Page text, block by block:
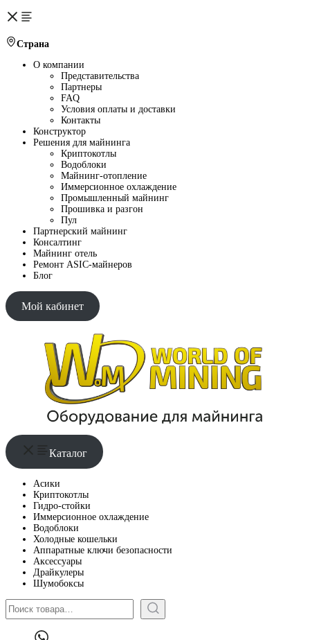
Страна
О компании
Представительства
Партнеры
FAQ
Условия оплаты и доставки
Контакты
Конструктор
Решения для майнинга
Криптокотлы
Водоблоки
Майнинг-отопление
Иммерсионное охлаждение
Промышленный майнинг
Прошивка и разгон
Пул
Партнерский майнинг
Консалтинг
Майнинг отель
Ремонт ASIC-майнеров
Блог
Мой кабинет
Каталог
Асики
Криптокотлы
Гидро-стойки
Иммерсионное охлаждение
Водоблоки
Холодные кошельки
Аппаратные ключи безопасности
Аксессуары
Драйкулеры
Шумобоксы
Поиск